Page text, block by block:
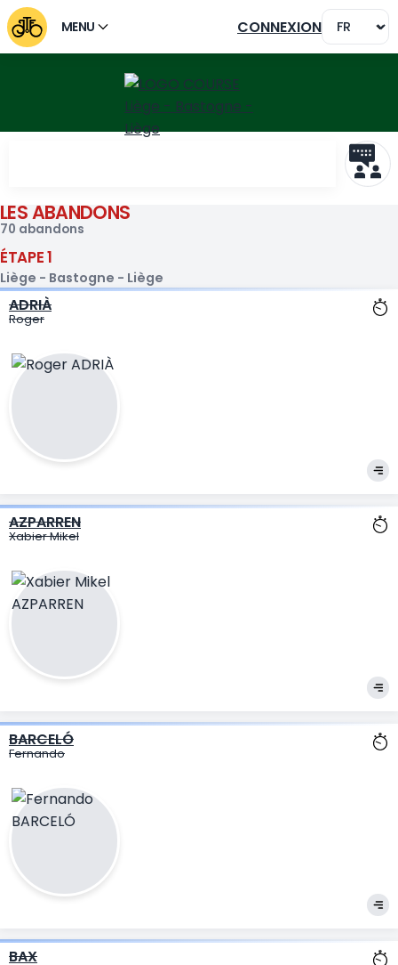
MENU CONNEXION
Abandons Liège -
LES ABANDONS
70 abandons
ÉTAPE 1
Liège - Bastogne - Liège
ADRIÀ
Roger
AZPARREN
Xabier Mikel
BARCELÓ
Fernando
BAX